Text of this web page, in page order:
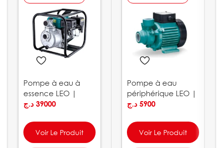
Pompe à eau à
essence LEO |
LGP30-C
39000 د.ج
Voir Le Produit
Pompe à eau
périphérique LEO |
XKm5900 د.ج
Voir Le Produit